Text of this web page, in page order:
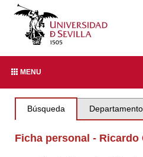
MENU
Búsqueda
Ficha personal - Ricardo